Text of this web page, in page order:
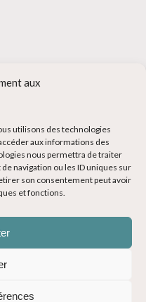
aux
utilisons des technologies
aux informations des
nous permettra de traiter
navigation ou les ID uniques sur
son consentement peut avoir
et fonctions.
Blog Voyage - Tous